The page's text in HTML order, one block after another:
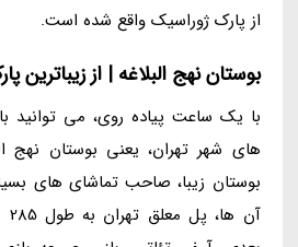
از پارک ژوراسیک واقع شده است.
بوستان نهج البلاغه | از زیباترین
با یک ساعت پیاده روی، می توانید
های شهر تهران، یعنی بوستان نهج
بوستان زیبا، صاحب تماشای های